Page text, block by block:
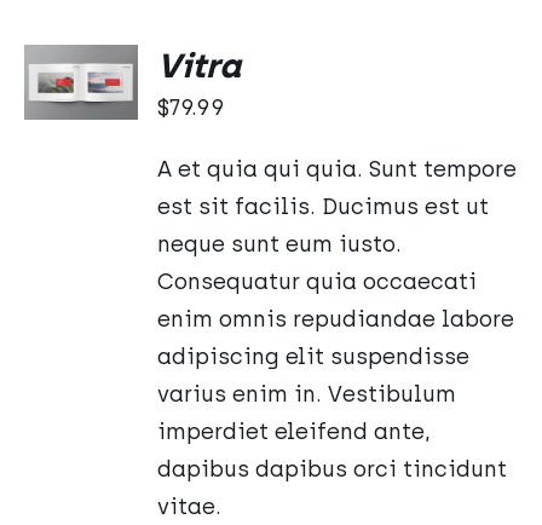
DO
KOSZYKA
/
Vitra
$79.99
A et quia qui quia. Sunt tempore
est sit facilis. Ducimus est ut
neque sunt eum iusto.
Consequatur quia occaecati
enim omnis repudiandae labore
adipiscing elit suspendisse
varius enim in. Vestibulum
imperdiet eleifend ante,
dapibus dapibus orci tincidunt
vitae.